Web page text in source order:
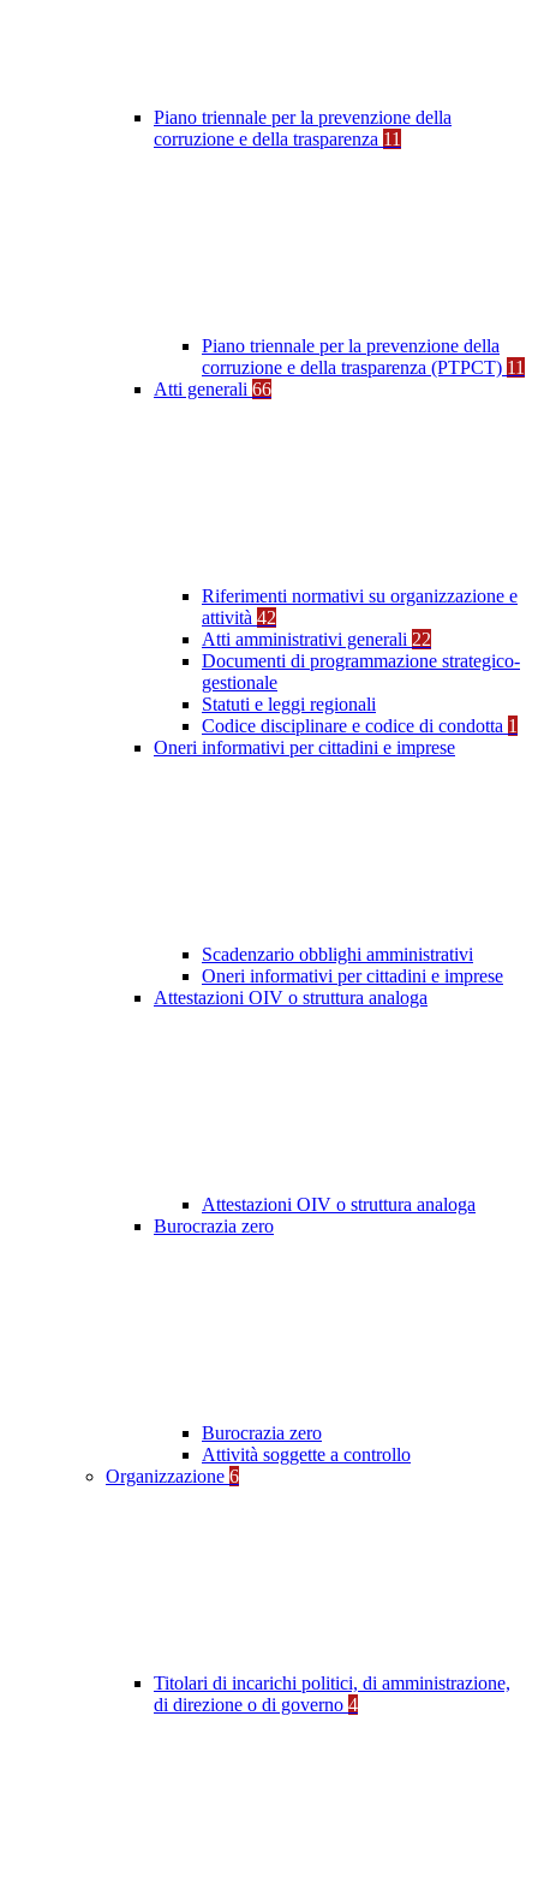
Piano triennale per la prevenzione della
corruzione e della trasparenza 11
Piano triennale per la prevenzione della
corruzione e della trasparenza (PTPCT) 11
Atti generali 66
Riferimenti normativi su organizzazione e
attività 42
Atti amministrativi generali 22
Documenti di programmazione strategico-
gestionale
Statuti e leggi regionali
Codice disciplinare e codice di condotta 1
Oneri informativi per cittadini e imprese
Scadenzario obblighi amministrativi
Oneri informativi per cittadini e imprese
Attestazioni OIV o struttura analoga
Attestazioni OIV o struttura analoga
Burocrazia zero
Burocrazia zero
Attività soggette a controllo
Organizzazione 6
Titolari di incarichi politici, di amministrazione,
di direzione o di governo 4